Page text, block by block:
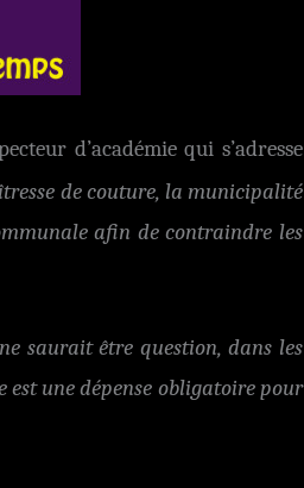
d’académie qui s’adresse
de couture, la municipalité
afin de contraindre les
saurait être question, dans les
une dépense obligatoire pour